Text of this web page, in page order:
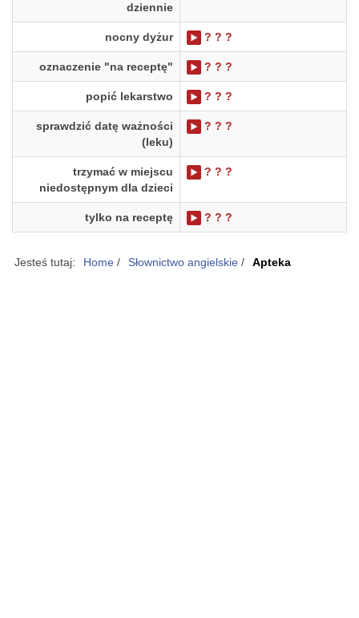
dziennie
nocny dyżur ? ? ?
oznaczenie "na receptę" ? ? ?
popić lekarstwo ? ? ?
sprawdzić datę ważności
(leku)
? ? ?
trzymać w miejscu
niedostępnym dla dzieci
? ? ?
tylko na receptę ? ? ?
Jesteś tutaj: Home / Słownictwo angielskie / Apteka